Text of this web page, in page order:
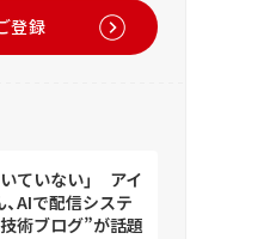
登録
ていない」 アイ
AIで配信システ
術ブログ”が話題